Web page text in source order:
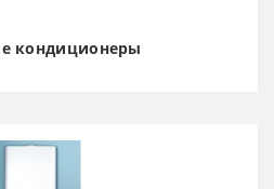
кондиционеры